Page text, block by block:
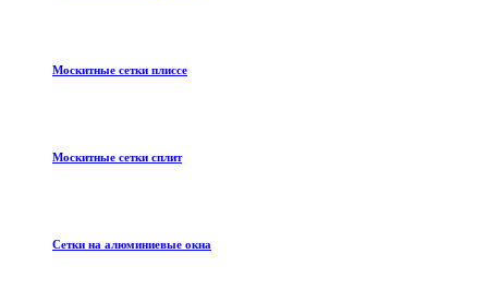
Москитные сетки плиссе
Москитные сетки сплит
Сетки на алюминиевые окна